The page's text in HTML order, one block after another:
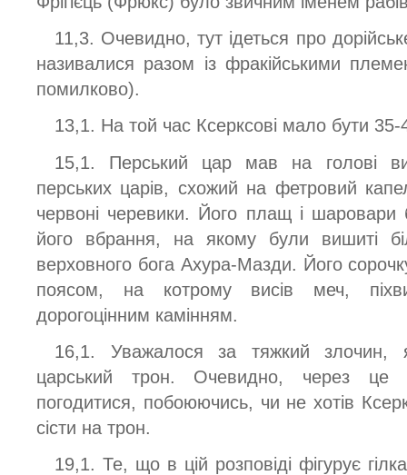
11,3. Очевидно, тут ідеться про
називалися разом із фракійськими
помилково).
13,1. На той час Ксерксові мало бути 35-
15,1. Перський цар мав на голові
перських царів, схожий на фетровий
червоні черевики. Його плащ і
його вбрання, на якому були вишиті
верховного бога Ахура-Мазди. Його
поясом, на котрому висів меч,
дорогоцінним камінням.
16,1. Уважалося за тяжкий злочин,
царський трон. Очевидно, через це
погодитися, побоюючись, чи не хотів
сісти на трон.
19,1. Те, що в цій розповіді фігурує